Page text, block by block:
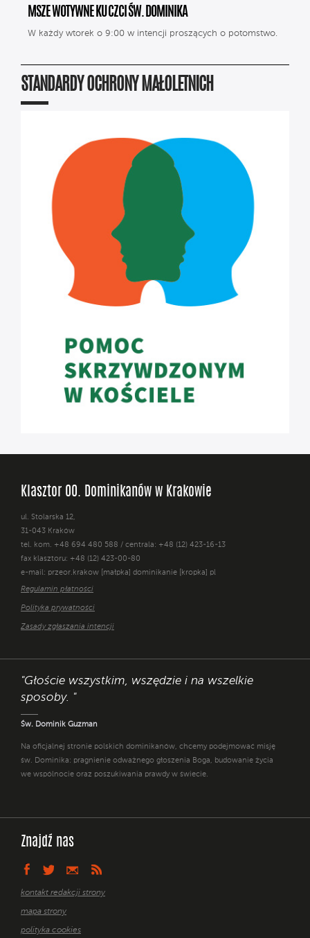
MSZE WOTYWNE KU CZCI ŚW. DOMINIKA
W każdy wtorek o 9:00 w intencji proszących o potomstwo.
STANDARDY OCHRONY MAŁOLETNICH
Klasztor OO. Dominikanów w Krakowie
ul. Stolarska 12,
31-043 Kraków
tel. kom. +48 694 480 588 / centrala: +48 (12) 423-16-13
fax klasztoru: +48 (12) 423-00-80
e-mail: przeor.krakow [małpka] dominikanie [kropka] pl
Regulamin płatności
Polityka prywatności
Zasady zgłaszania intencji
"Głoście wszystkim, wszędzie i na wszelkie
sposoby. "
Św. Dominik Guzman
Na oficjalnej stronie polskich dominikanów, chcemy podejmować misję
św. Dominika: pragnienie odważnego głoszenia Boga, budowanie życia
we wspólnocie oraz poszukiwania prawdy w świecie.
Znajdź nas
kontakt redakcji strony
mapa strony
polityka cookies